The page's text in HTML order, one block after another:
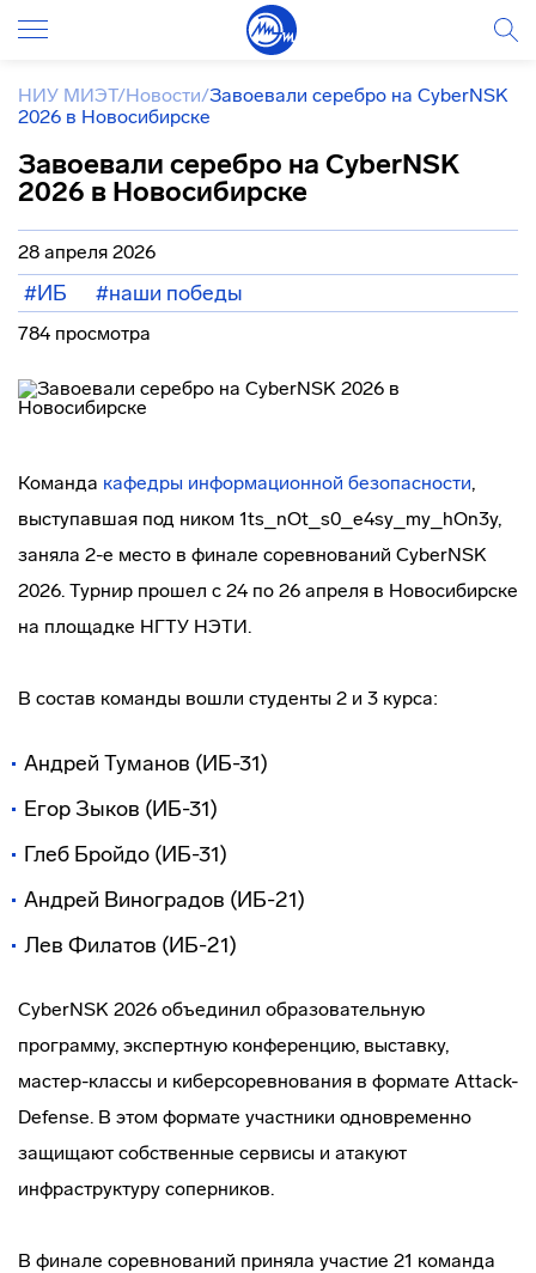
НИУ МИЭТ/Новости/Завоевали серебро на CyberNSK
2026 в Новосибирске
Завоевали серебро на CyberNSK
2026 в Новосибирске
28 апреля 2026
#ИБ #наши победы
784 просмотра
Команда кафедры информационной безопасности,
выступавшая под ником 1ts_nOt_s0_e4sy_my_hOn3y,
заняла 2-е место в финале соревнований CyberNSK
2026. Турнир прошел с 24 по 26 апреля в Новосибирске
на площадке НГТУ НЭТИ.
В состав команды вошли студенты 2 и 3 курса:
Андрей Туманов (ИБ-31)
Егор Зыков (ИБ-31)
Глеб Бройдо (ИБ-31)
Андрей Виноградов (ИБ-21)
Лев Филатов (ИБ-21)
CyberNSK 2026 объединил образовательную
программу, экспертную конференцию, выставку,
мастер-классы и киберсоревнования в формате Attack-
Defense. В этом формате участники одновременно
защищают собственные сервисы и атакуют
инфраструктуру соперников.
В финале соревнований приняла участие 21 команда